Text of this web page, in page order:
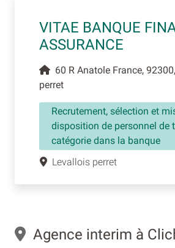
VITAE BANQUE
ASSURANCE
60 R Anatole France,
perret
Recrutement, sélection et
disposition de personnel de
catégorie dans la banque
Levallois perret
Agence interim à